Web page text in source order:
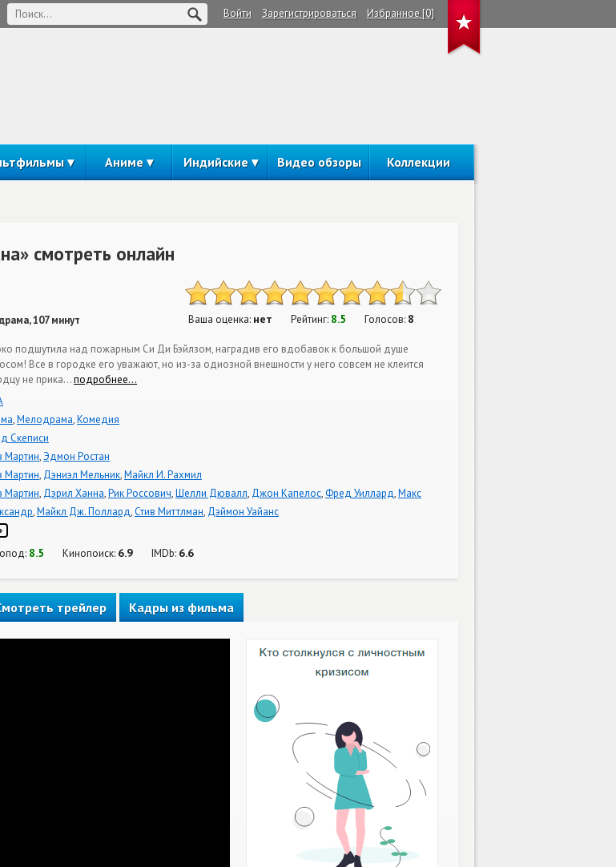
Войти Зарегистрироваться Избранное [0]
Аниме Индийские Видео обзоры Коллекции
смотреть онлайн
107 минут Ваша оценка: нет Рейтинг: 8.5 Голосов: 8
подшутила над пожарным Си Ди Бэйлзом, наградив его вдобавок к большой душе
Все в городке его уважают, но из-за одиозной внешности у него совсем не клеится
не прика…подробнее…
,Мелодрама,Комедия
Скеписи
Мартин,Эдмон Ростан
Мартин, Дэниэл Мельник,Майкл И. Рахмил
Мартин, Дэрил Ханна,Рик Россович,Шелли Дювалл, Джон Капелос,Фред Уиллард,Макс
,Майкл Дж. Поллард,Стив Миттлман, Дэймон Уайанс
8.5 Кинопоиск: 6.9 IMDb: 6.6
трейлер Кадры из фильма